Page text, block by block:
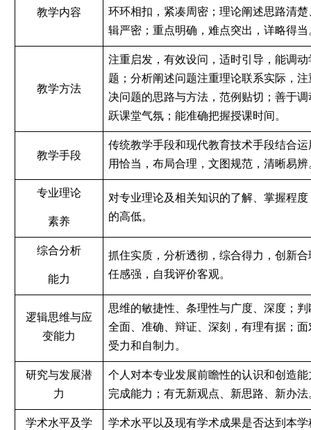
教学内容
环环相扣，紧凑周密；理论阐述思路清
辑严密；重点明确，难点突出，详略得当
教学方法
注重启发，有效设问，适时引导，能调
题；分析阐述问题注重理论联系实际，
决问题的思路与方法，范例贴切；善于
跃课堂气氛；能准确把握授课时间。
教学手段
传统教学手段和现代教育技术手段结合
用恰当，布局合理，文图规范，清晰易辨
专业理论
素养
对专业理论及相关知识的了解、掌握程
的高低。
综合分析
能力
抓住实质，分析透彻，综合得力，创新
任感强，自我评价客观。
逻辑思维与应
变能力
思维的敏捷性、条理性与广度、深度；
全面、准确、辩证、深刻，有理有据；
受力和自制力。
研究与发展潜
力
个人对本专业发展前瞻性的认识和创造
完成能力；有无新观点、新思路、新办法
学术水平及学
学术水平以及现有学术成果是否达到本